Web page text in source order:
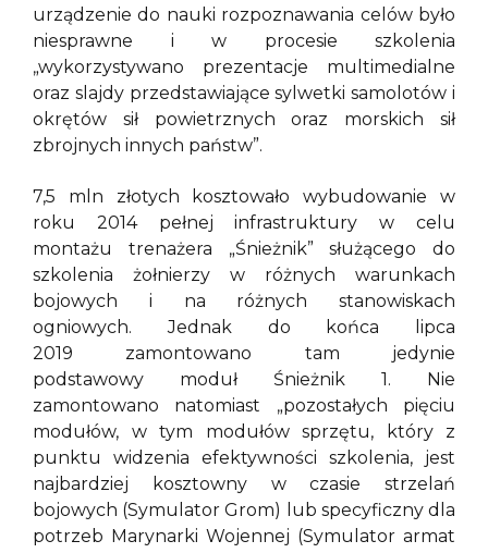
urządzenie do nauki rozpoznawania celów było
niesprawne i w procesie szkolenia
„wykorzystywano prezentacje multimedialne
oraz slajdy przedstawiające sylwetki samolotów i
okrętów sił powietrznych oraz morskich sił
zbrojnych innych państw”.
7,5 mln złotych kosztowało wybudowanie w
roku 2014 pełnej infrastruktury w celu
montażu trenażera „Śnieżnik” służącego do
szkolenia żołnierzy w różnych warunkach
bojowych i na różnych stanowiskach
ogniowych. Jednak do końca lipca
2019 zamontowano tam jedynie
podstawowy moduł Śnieżnik 1. Nie
zamontowano natomiast „pozostałych pięciu
modułów, w tym modułów sprzętu, który z
punktu widzenia efektywności szkolenia, jest
najbardziej kosztowny w czasie strzelań
bojowych (Symulator Grom) lub specyficzny dla
potrzeb Marynarki Wojennej (Symulator armat